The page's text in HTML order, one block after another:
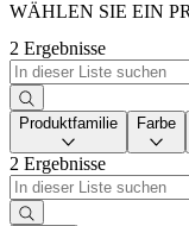
WÄHLEN SIE EIN
2 Ergebnisse
Produktfamilie Farbe
2 Ergebnisse